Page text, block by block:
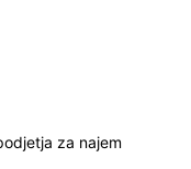
za najem